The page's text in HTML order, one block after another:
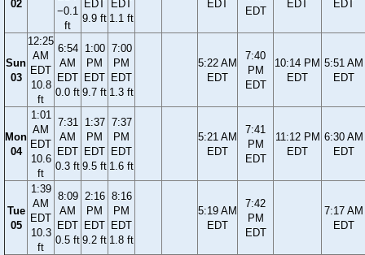
02
−0.1
ft
EDT
9.9 ft
EDT
1.1 ft
EDT
EDT
EDT
EDT
Sun
03
12:25
AM
EDT
10.8
ft
6:54
AM
EDT
0.0 ft
1:00
PM
EDT
9.7 ft
7:00
PM
EDT
1.3 ft
5:22 AM
EDT
7:40
PM
EDT
10:14 PM
EDT
5:51 AM
EDT
Mon
04
1:01
AM
EDT
10.6
ft
7:31
AM
EDT
0.3 ft
1:37
PM
EDT
9.5 ft
7:37
PM
EDT
1.6 ft
5:21 AM
EDT
7:41
PM
EDT
11:12 PM
EDT
6:30 AM
EDT
Tue
05
1:39
AM
EDT
10.3
ft
8:09
AM
EDT
0.5 ft
2:16
PM
EDT
9.2 ft
8:16
PM
EDT
1.8 ft
5:19 AM
EDT
7:42
PM
EDT
7:17 AM
EDT